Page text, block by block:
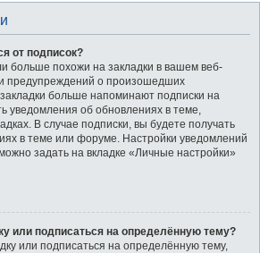
от подписок?
больше похожи на закладки в вашем веб-
предупреждений о произошедших
больше напоминают подписки на
уведомления об обновлениях в теме,
В случае подписки, вы будете получать
в теме или форуме. Настройки уведомлений
задать на вкладке «Личные настройки»
или подписаться на определённую тему?
или подписаться на определённую тему,